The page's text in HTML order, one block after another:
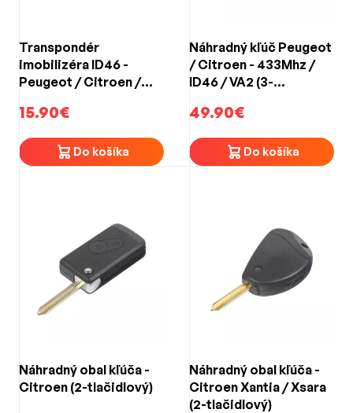
Transpondér
imobilizéra ID46 -
Peugeot / Citroen /
Honda / Hyundai
15.90€
Do košíka
Náhradný kľúč Peugeot
/ Citroen - 433Mhz /
ID46 / VA2 (3-
49.90€
Do košíka
Náhradný obal kľúča -
Citroen (2-tlačidlový)
Náhradný obal kľúča -
Citroen Xantia / Xsara
(2-tlačidlový)